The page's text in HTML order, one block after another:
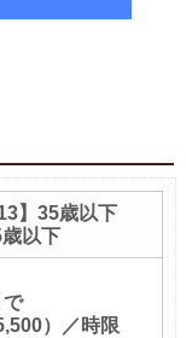
】35歳以下
歳以下
）／時限